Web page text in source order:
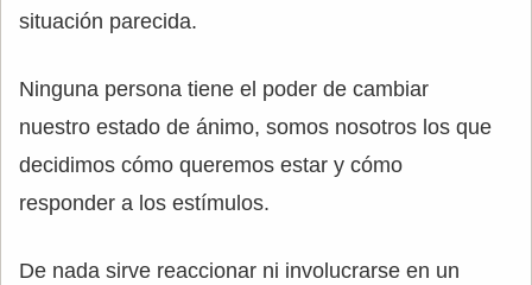
situación parecida.
Ninguna persona tiene el poder de cambiar
nuestro estado de ánimo, somos nosotros los que
decidimos cómo queremos estar y cómo
responder a los estímulos.
De nada sirve reaccionar ni involucrarse en un